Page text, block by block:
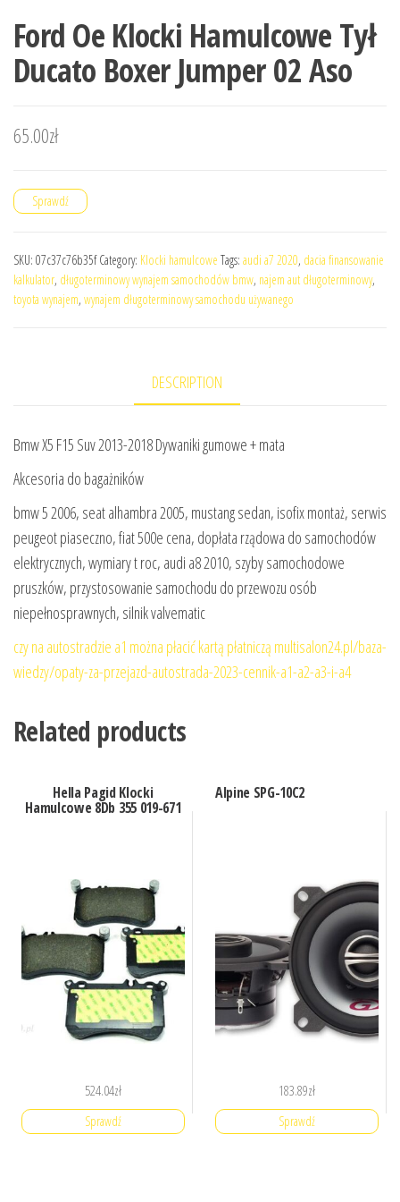
Ford Oe Klocki Hamulcowe Tył
Ducato Boxer Jumper 02 Aso
65.00zł
Sprawdź
SKU: 07c37c76b35f Category: Klocki hamulcowe Tags: audi a7 2020, dacia finansowanie
kalkulator, długoterminowy wynajem samochodów bmw, najem aut długoterminowy,
toyota wynajem, wynajem długoterminowy samochodu używanego
DESCRIPTION
Bmw X5 F15 Suv 2013-2018 Dywaniki gumowe + mata
Akcesoria do bagażników
bmw 5 2006, seat alhambra 2005, mustang sedan, isofix montaż, serwis
peugeot piaseczno, fiat 500e cena, dopłata rządowa do samochodów
elektrycznych, wymiary t roc, audi a8 2010, szyby samochodowe
pruszków, przystosowanie samochodu do przewozu osób
niepełnosprawnych, silnik valvematic
czy na autostradzie a1 można płacić kartą płatniczą multisalon24.pl/baza-
wiedzy/opaty-za-przejazd-autostrada-2023-cennik-a1-a2-a3-i-a4
Related products
Hella Pagid Klocki
Hamulcowe 8Db 355 019-671
524.04zł
Sprawdź
Alpine SPG-10C2
183.89zł
Sprawdź